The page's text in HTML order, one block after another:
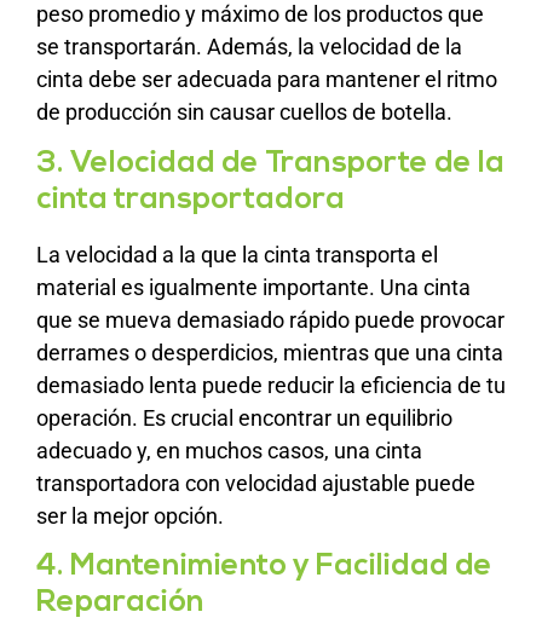
peso promedio y máximo de los productos que
se transportarán. Además, la velocidad de la
cinta debe ser adecuada para mantener el ritmo
de producción sin causar cuellos de botella.
3. Velocidad de Transporte de la
cinta transportadora
La velocidad a la que la cinta transporta el
material es igualmente importante. Una cinta
que se mueva demasiado rápido puede provocar
derrames o desperdicios, mientras que una cinta
demasiado lenta puede reducir la eficiencia de tu
operación. Es crucial encontrar un equilibrio
adecuado y, en muchos casos, una cinta
transportadora con velocidad ajustable puede
ser la mejor opción.
4. Mantenimiento y Facilidad de
Reparación